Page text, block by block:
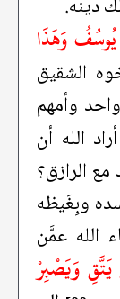
دينه.
يُوسُفُ وَهَذَا
الشقيق
وأمهم
الله أن
الرازق؟
وبِغَيظه
الله عمَّن
وَيَصْبِرْ